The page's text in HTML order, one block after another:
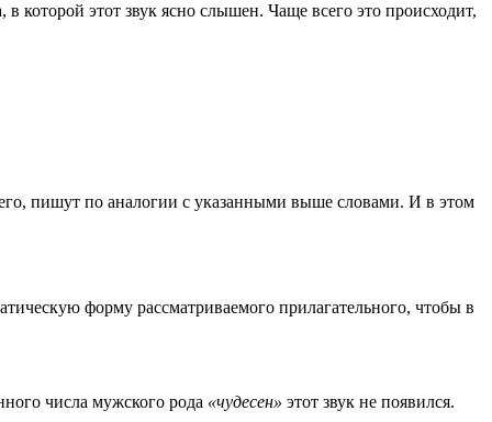
кото­рой этот звук ясно слы­шен. Чаще все­го это про­ис­хо­дит,
пишут по ана­ло­гии с ука­зан­ны­ми выше сло­ва­ми. И в этом
фор­му рас­смат­ри­ва­е­мо­го при­ла­га­тель­но­го, что­бы в
чис­ла муж­ско­го рода «чуде­сен» этот звук не появил­ся.